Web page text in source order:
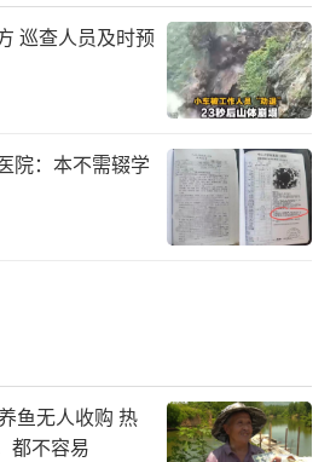
巡查人员及时预
院：本不需辍学
鱼无人收购 热
都不容易